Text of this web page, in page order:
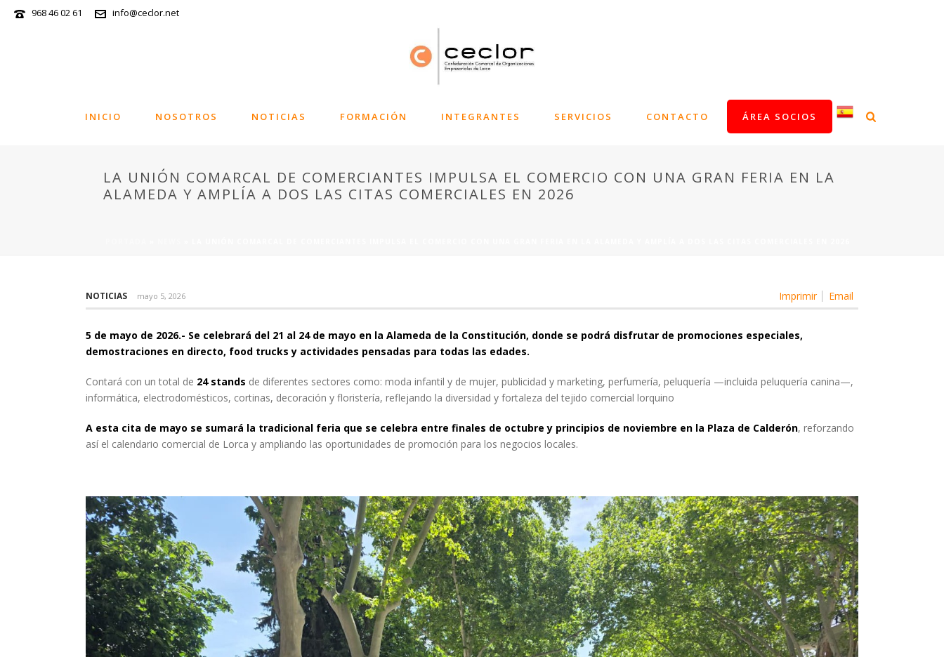
968 46 02 61 info@ceclor.net
INICIO NOSOTROS NOTICIAS FORMACIÓN INTEGRANTES SERVICIOS CONTACTO ÁREA SOCIOS
LA UNIÓN COMARCAL DE COMERCIANTES IMPULSA EL COMERCIO CON UNA GRAN FERIA EN LA
ALAMEDA Y AMPLÍA A DOS LAS CITAS COMERCIALES EN 2026
Imprimir Email
NOTICIAS mayo 5, 2026
5 de mayo de 2026.- Se celebrará del 21 al 24 de mayo en la Alameda de la Constitución, donde se podrá disfrutar de promociones especiales,
demostraciones en directo, food trucks y actividades pensadas para todas las edades.
Contará con un total de 24 stands de diferentes sectores como: moda infantil y de mujer, publicidad y marketing, perfumería, peluquería —incluida peluquería canina—,
informática, electrodomésticos, cortinas, decoración y floristería, reflejando la diversidad y fortaleza del tejido comercial lorquino
A esta cita de mayo se sumará la tradicional feria que se celebra entre finales de octubre y principios de noviembre en la Plaza de Calderón, reforzando
así el calendario comercial de Lorca y ampliando las oportunidades de promoción para los negocios locales.